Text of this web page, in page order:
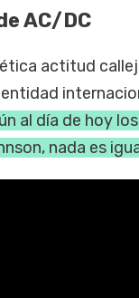
AC/DC
actitud
al día de hoy
nada es